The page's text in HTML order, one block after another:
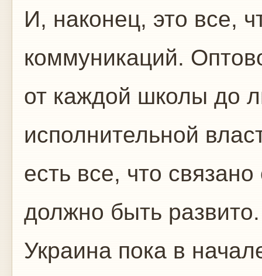
И, наконец, это все,
коммуникаций.
от каждой школы до
исполнительной
есть все, что
должно быть развито.
Украина пока в